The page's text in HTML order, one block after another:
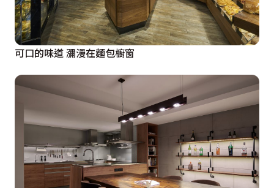
可口的味道 瀰漫在麵包櫥窗